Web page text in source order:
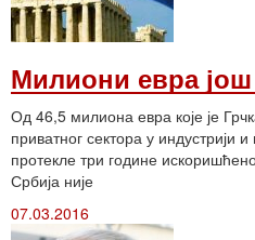
Милиони евра још
Од 46,5 милиона евра које је
приватног сектора у индустрији
протекле три године
Србија није
07.03.2016